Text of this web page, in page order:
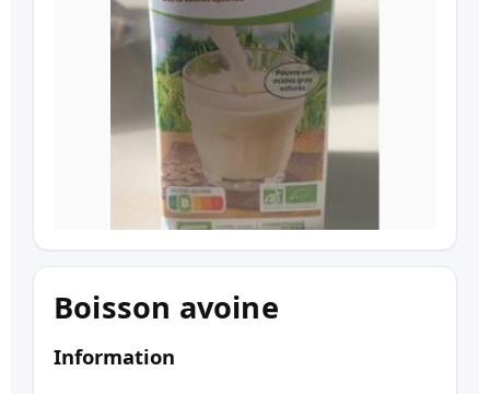
Boisson avoine
Information